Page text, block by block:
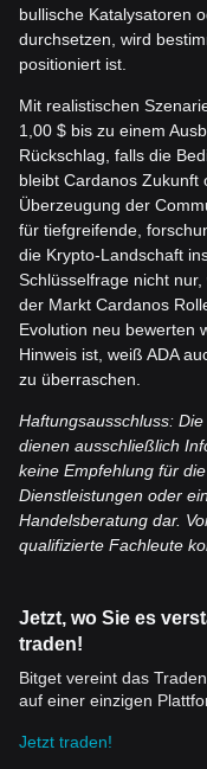
bullische Katalysatoren
durchsetzen, wird
positioniert ist.
Mit realistischen
1,00 $ bis zu einem
Rückschlag, falls die
bleibt Cardanos Zukunft
Überzeugung der
für tiefgreifende,
die Krypto-Landschaft
Schlüsselfrage nicht
der Markt Cardanos
Evolution neu bewerten
Hinweis ist, weiß ADA
zu überraschen.
Haftungsausschluss:
dienen ausschließlich
keine Empfehlung für
Dienstleistungen oder
Handelsberatung dar.
qualifizierte Fachleute
Jetzt, wo Sie es
traden!
Bitget vereint das
auf einer einzigen
Jetzt traden!